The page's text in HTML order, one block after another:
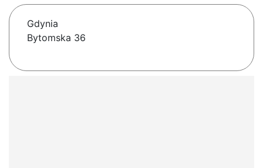
Gdynia
Bytomska 36